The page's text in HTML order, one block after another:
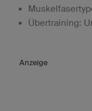
Übertraining:
Anzeige